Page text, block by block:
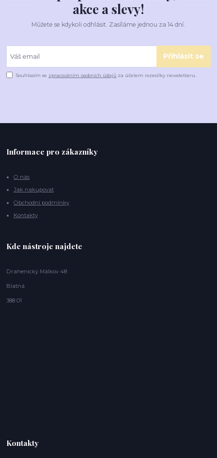
akce a slevy!
Můžete se kdykoli odhlásit. Zasíláme jednou za 14 dní.
Přihlásit se
Souhlasím se zpracováním osobních údajů za účelem rozesílky newsletteru.
Informace pro zákazníky
O nás
Jak nakupovat
Obchodní podmínky
Kontakty
Kde nástroje najdete
Drahenický Málkov 48
Blatná
388 01
Kontakty